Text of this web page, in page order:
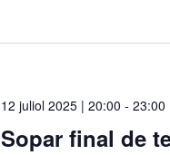
c
i
Sopar final de
12 juliol 2025 | 20:00 -23:00